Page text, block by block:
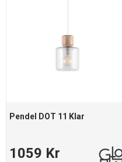
Pendel DOT 11 Klar
1059 Kr